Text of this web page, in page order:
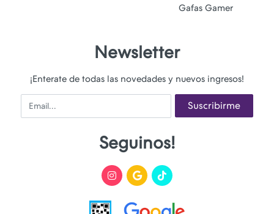
Gafas Gamer
Newsletter
¡Enterate de todas las novedades y nuevos ingresos!
Email Suscribirme
Seguinos!